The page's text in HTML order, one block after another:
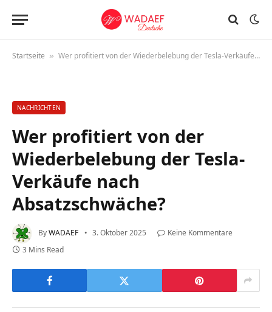
Startseite » Wer profitiert von der Wiederbelebung der Tesla-Verkäufe nach Absatzschwäche?
NACHRICHTEN
Wer profitiert von der
Wiederbelebung der Tesla-
Verkäufe nach
Absatzschwäche?
ByWADAEF 3. Oktober 2025
Keine Kommentare
3 Mins Read